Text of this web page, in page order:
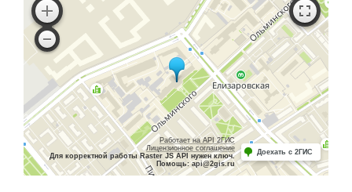
Работает на API 2ГИС
Лицензионное соглашение
Для корректной работы Raster JS API нужен ключ.
Помощь: api@2gis.ru
Доехать с 2ГИС